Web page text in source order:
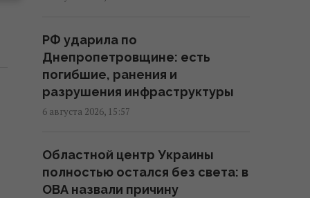
Контролируя судебные
институты, активисты
выстраивают собственную
нардеп Власенко
13:03 четверг, 06 августа 2026
РФ ударила по
Днепропетровщине: есть
погибшие, ранения и
разрушения инфраструктуры
6 августа 2026, 15:57
Областной центр Украины
полностью остался без света: в
ОВА назвали причину